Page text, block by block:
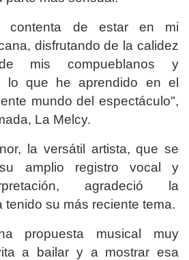
contenta de estar en mi
disfrutando de la calidez
mis compueblanos y
lo que he aprendido en el
mundo del espectáculo",
La Melcy.
la versátil artista, que se
amplio registro vocal y
agradeció la
tenido su más reciente tema.
propuesta musical muy
a bailar y a mostrar esa